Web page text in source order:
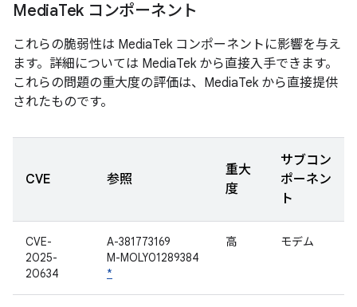
MediaTek コンポーネント
これらの脆弱性は MediaTek コンポーネントに影響を与え
ます。詳細については MediaTek から直接入手できます。
これらの問題の重大度の評価は、MediaTek から直接提供
されたものです。
CVE 参照
重大
度
サブコン
ポーネン
ト
CVE-
2025-
20634
A-381773169
M-MOLY01289384
*
高 モデム